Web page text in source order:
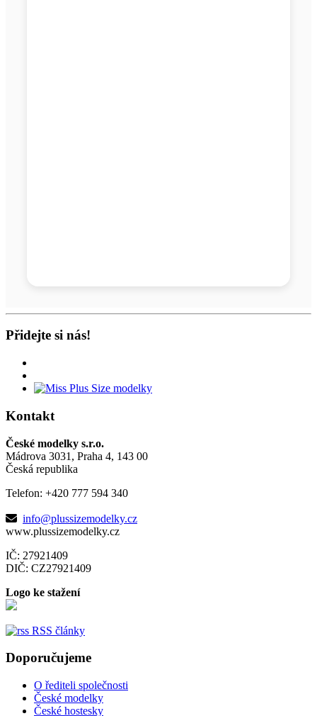
Přidejte si nás!
Kontakt
České modelky s.r.o.
Mádrova 3031, Praha 4, 143 00
Česká republika
Telefon: +420 777 594 340
info@plussizemodelky.cz
www.plussizemodelky.cz
IČ: 27921409
DIČ: CZ27921409
Logo ke stažení
RSS články
Doporučujeme
O řediteli společnosti
České modelky
České hostesky